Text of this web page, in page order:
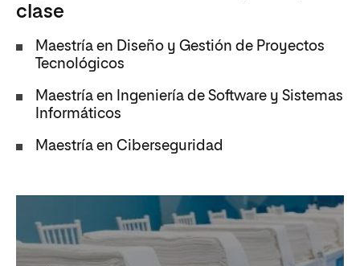
clase
Maestría en Diseño y Gestión de Proyectos
Tecnológicos
Maestría en Ingeniería de Software y Sistemas
Informáticos
Maestría en Ciberseguridad